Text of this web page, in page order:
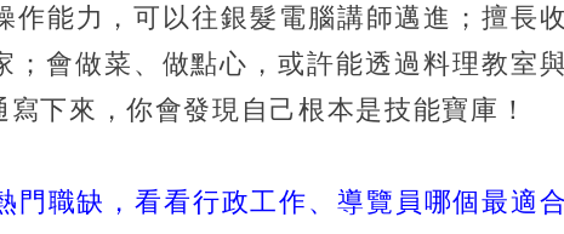
能力，可以往銀髮電腦講師邁進；擅長收
；會做菜、做點心，或許能透過料理教室與
下來，你會發現自己根本是技能寶庫！
門職缺，看看行政工作、導覽員哪個最適合